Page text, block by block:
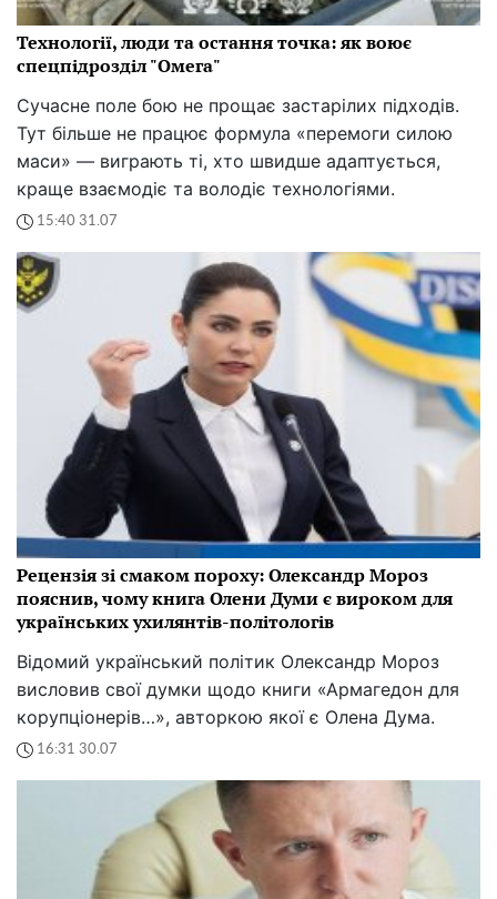
Технології, люди та остання точка: як воює
спецпідрозділ "Омега"
Сучасне поле бою не прощає застарілих підходів.
Тут більше не працює формула «перемоги силою
маси» — виграють ті, хто швидше адаптується,
краще взаємодіє та володіє технологіями.
15:40 31.07
Рецензія зі смаком пороху: Олександр Мороз
пояснив, чому книга Олени Думи є вироком для
українських ухилянтів-політологів
Відомий український політик Олександр Мороз
висловив свої думки щодо книги «Армагедон для
корупціонерів…», авторкою якої є Олена Дума.
16:31 30.07